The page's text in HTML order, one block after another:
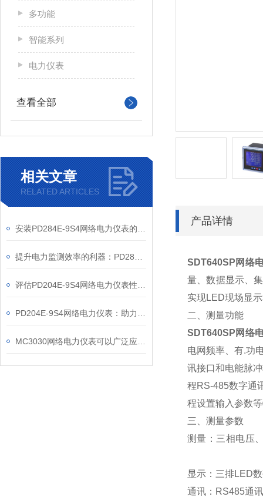
多功能
智能系列
电力仪表
查看全部
相关文章
RELATED ARTICLES
产品详情
SDT640SP网络
量、数据显示、
实现LED现场显
二、测量功能
SDT640SP网络
电网频率、有.功
讯接口和电能脉
程RS-485数字通
程设置输入参数
三、 测量参数
测量：三相电压
显示：三排
通讯：RS485